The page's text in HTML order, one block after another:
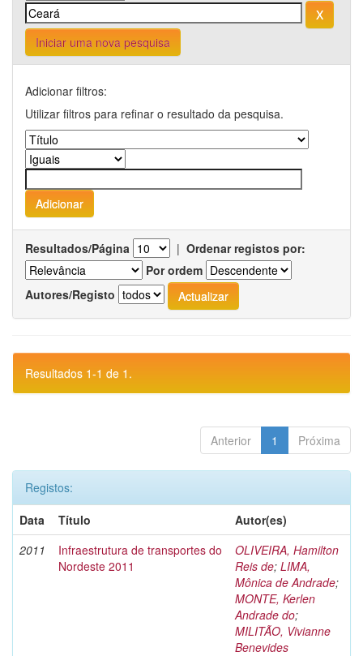
Iniciar uma nova pesquisa
Adicionar filtros:
Utilizar filtros para refinar o resultado da pesquisa.
Resultados/Página | Ordenar registos por:
Por ordem
Autores/Registo
Resultados 1-1 de 1.
Anterior 1 Próxima
Registos:
Data
Título
Autor(es)
2011
Infraestrutura de transportes do
Nordeste 2011
OLIVEIRA, Hamilton
Reis de; LIMA,
Mônica de Andrade;
MONTE, Kerlen
Andrade do;
MILITÃO, Vivianne
Benevides